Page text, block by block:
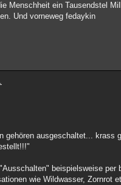
Menschheit ein Tausendstel
Und vorneweg fedaykin
gehören ausgeschaltet...
beispielsweise
wie Wildwasser,